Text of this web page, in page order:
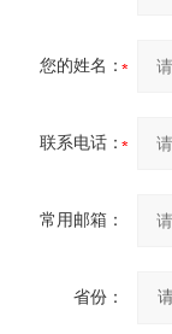
您的姓名：
联系电话：
常用邮箱：
省份：